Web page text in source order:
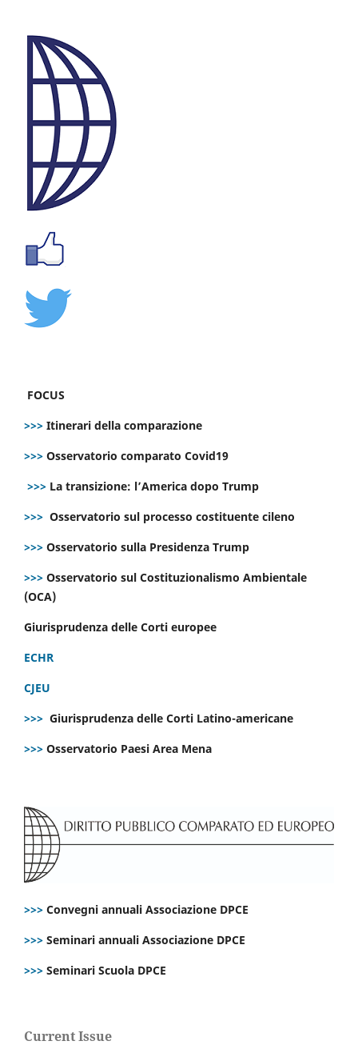
FOCUS
>>> Itinerari della comparazione
>>> Osservatorio comparato Covid19
>>> La transizione: l’America dopo Trump
>>> Osservatorio sul processo costituente cileno
>>> Osservatorio sulla Presidenza Trump
>>> Osservatorio sul Costituzionalismo Ambientale
(OCA)
Giurisprudenza delle Corti europee
ECHR
CJEU
>>> Giurisprudenza delle Corti Latino-americane
>>> Osservatorio Paesi Area Mena
>>> Convegni annuali Associazione DPCE
>>> Seminari annuali Associazione DPCE
>>> Seminari Scuola DPCE
Current Issue